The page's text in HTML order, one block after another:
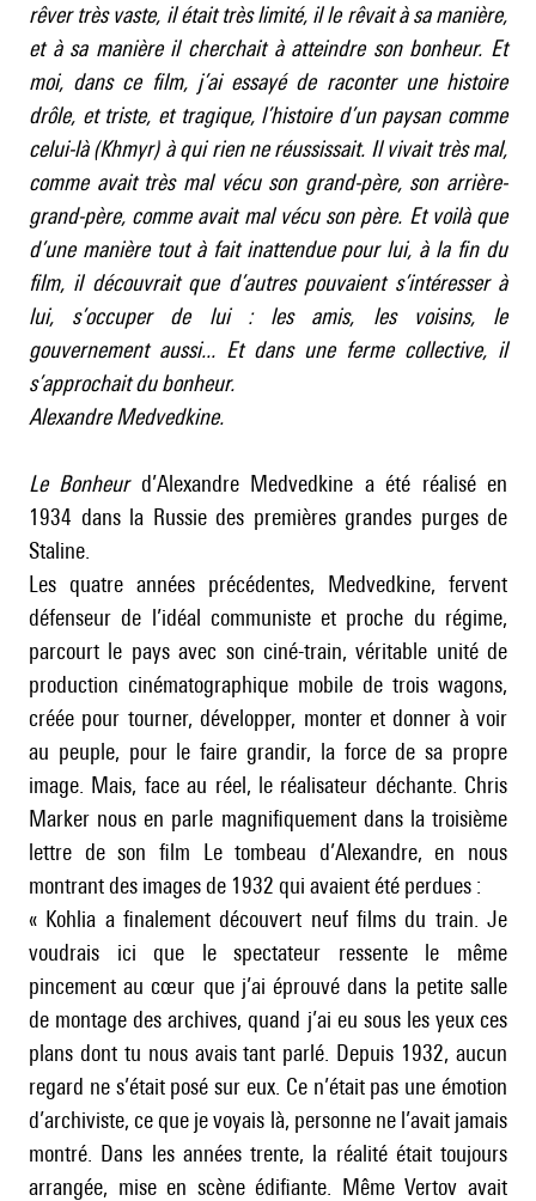
rêver très vaste, il était très limité, il le rêvait à sa manière,
et à sa manière il cherchait à atteindre son bonheur. Et
moi, dans ce film, j’ai essayé de raconter une histoire
drôle, et triste, et tragique, l’histoire d’un paysan comme
celui-là (Khmyr) à qui rien ne réussissait. Il vivait très mal,
comme avait très mal vécu son grand-père, son arrière-
grand-père, comme avait mal vécu son père. Et voilà que
d’une manière tout à fait inattendue pour lui, à la fin du
film, il découvrait que d’autres pouvaient s’intéresser à
lui, s’occuper de lui : les amis, les voisins, le
gouvernement aussi... Et dans une ferme collective, il
s’approchait du bonheur.
Alexandre Medvedkine.
Le Bonheur d’Alexandre Medvedkine a été réalisé en
1934 dans la Russie des premières grandes purges de
Staline.
Les quatre années précédentes, Medvedkine, fervent
défenseur de l’idéal communiste et proche du régime,
parcourt le pays avec son ciné-train, véritable unité de
production cinématographique mobile de trois wagons,
créée pour tourner, développer, monter et donner à voir
au peuple, pour le faire grandir, la force de sa propre
image. Mais, face au réel, le réalisateur déchante. Chris
Marker nous en parle magnifiquement dans la troisième
lettre de son film Le tombeau d’Alexandre, en nous
montrant des images de 1932 qui avaient été perdues :
« Kohlia a finalement découvert neuf films du train. Je
voudrais ici que le spectateur ressente le même
pincement au cœur que j’ai éprouvé dans la petite salle
de montage des archives, quand j’ai eu sous les yeux ces
plans dont tu nous avais tant parlé. Depuis 1932, aucun
regard ne s’était posé sur eux. Ce n’était pas une émotion
d’archiviste, ce que je voyais là, personne ne l’avait jamais
montré. Dans les années trente, la réalité était toujours
arrangée, mise en scène édifiante. Même Vertov avait